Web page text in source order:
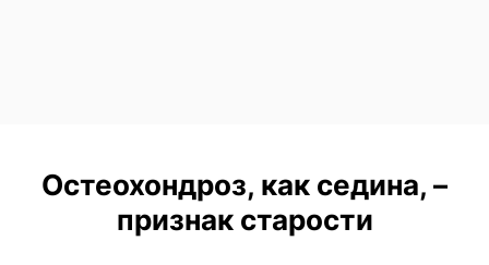
Остеохондроз, как седина, –
признак старости